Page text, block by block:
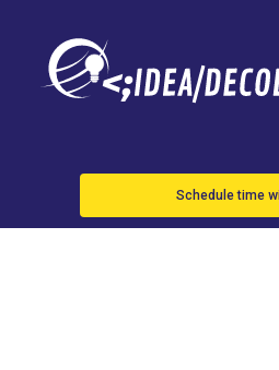
Schedule time
Apple